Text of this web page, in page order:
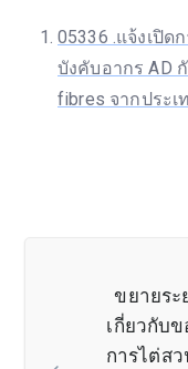
05336 .แจ้งเปิ
บังคับอากร AD
fibres จากประเ
ขยายระ
เกี่ยวกับ
การไต่ส